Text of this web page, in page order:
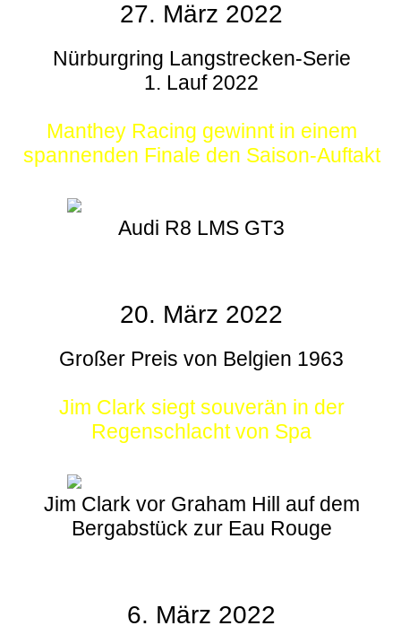
27. März 2022
Nürburgring Langstrecken-Serie
1. Lauf 2022
Manthey Racing gewinnt in einem
spannenden Finale den Saison-Auftakt
Audi R8 LMS GT3
20. März 2022
Großer Preis von Belgien 1963
Jim Clark siegt souverän in der
Regenschlacht von Spa
Jim Clark vor Graham Hill auf dem
Bergabstück zur Eau Rouge
6. März 2022